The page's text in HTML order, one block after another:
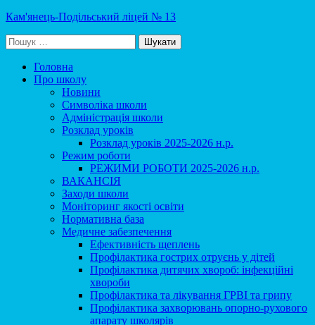
Кам'янець-Подільський ліцей № 13
Пошук:
Головна
Про школу
Новини
Символіка школи
Адміністрація школи
Розклад уроків
Розклад уроків 2025-2026 н.р.
Режим роботи
РЕЖИМИ РОБОТИ 2025-2026 н.р.
ВАКАНСІЯ
Заходи школи
Моніторинг якості освіти
Нормативна база
Медичне забезпечення
Ефективність щеплень
Профілактика гострих отруєнь у дітей
Профілактика дитячих хвороб: інфекційні
хвороби
Профілактика та лікування ГРВІ та грипу
Профілактика захворювань опорно-рухового
апарату школярів